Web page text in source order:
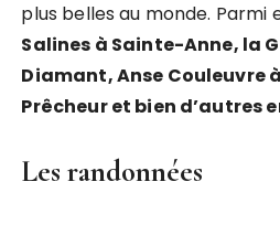
plus belles au monde. Parmi
Salines à Sainte-Anne, la
Diamant, Anse Couleuvre
Prêcheur et bien d’autres
Les randonnées